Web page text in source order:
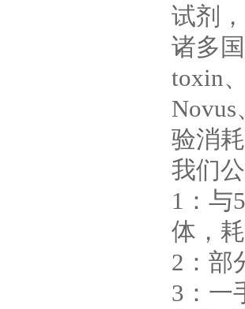
试剂
诸多
toxin
Novus
验消
我们
1 ：与
体，
2 ：
3 ：